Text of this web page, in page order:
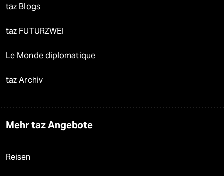
taz Blogs
taz FUTURZWEI
Le Monde diplomatique
taz Archiv
Mehr taz Angebote
Reisen